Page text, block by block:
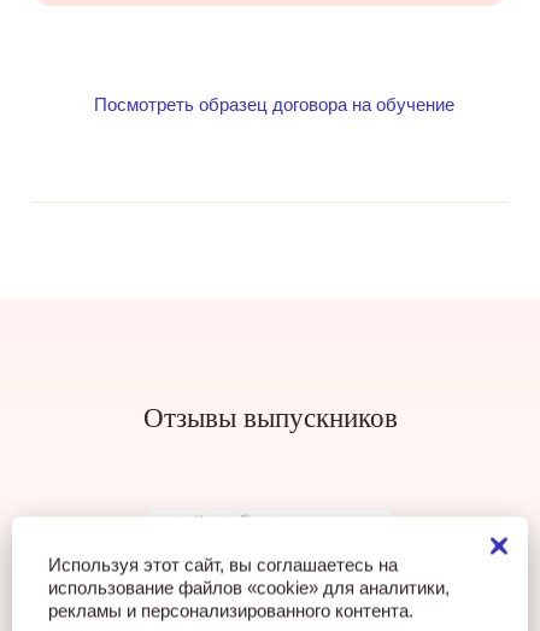
Посмотреть образец договора на обучение
Отзывы выпускников
Используя этот сайт, вы соглашаетесь на
использование файлов «cookie» для аналитики,
рекламы и персонализированного контента.